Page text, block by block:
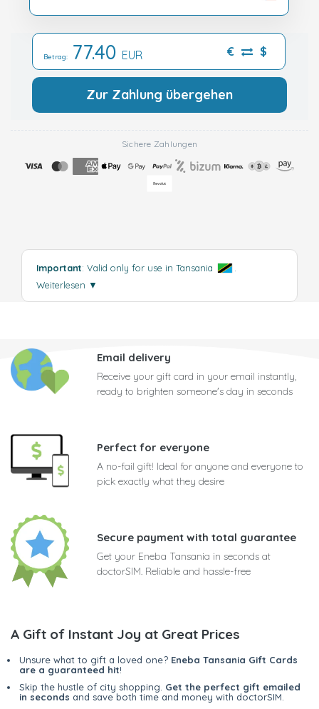
Betrag: 77.40 EUR € $
Zur Zahlung übergehen
Sichere Zahlungen
Important: Valid only for use in Tansania
Weiterlesen ▼
Email delivery
Receive your gift card in your email instantly,
ready to brighten someone's day in seconds
Perfect for everyone
A no-fail gift! Ideal for anyone and everyone to
pick exactly what they desire
Secure payment with total guarantee
Get your Eneba Tansania in seconds at
doctorSIM. Reliable and hassle-free
A Gift of Instant Joy at Great Prices
Unsure what to gift a loved one? Eneba Tansania Gift Cards
are a guaranteed hit!
Skip the hustle of city shopping. Get the perfect gift emailed
in seconds and save both time and money with doctorSIM.